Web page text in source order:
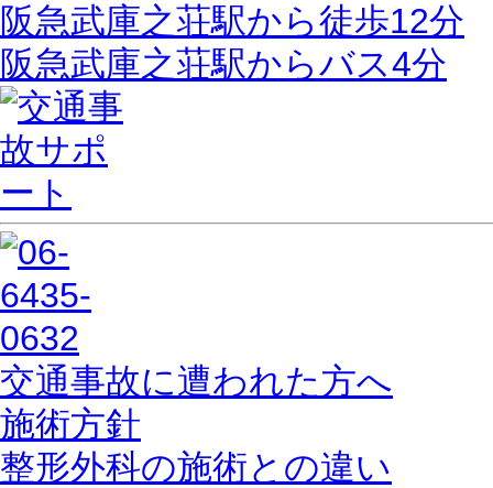
阪急武庫之荘駅から徒歩12分
阪急武庫之荘駅からバス4分
交通事故に遭われた方へ
施術方針
整形外科の施術との違い